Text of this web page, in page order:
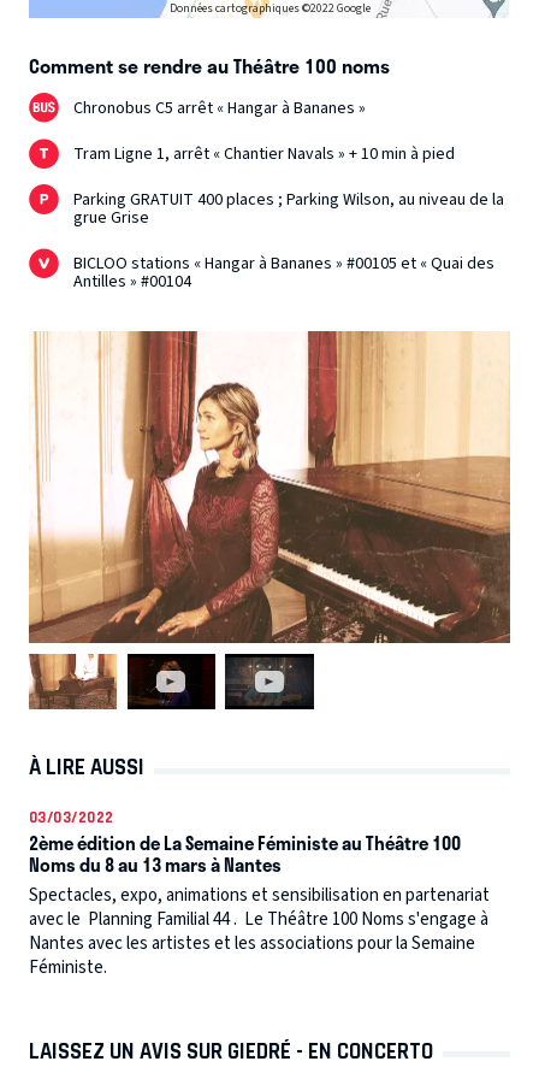
Données cartographiques ©2022 Google
Comment se rendre au Théâtre 100 noms
Chronobus C5 arrêt « Hangar à Bananes »
Tram Ligne 1, arrêt « Chantier Navals » + 10 min à pied
Parking GRATUIT 400 places ; Parking Wilson, au niveau de la
grue Grise
BICLOO stations « Hangar à Bananes » #00105 et « Quai des
Antilles » #00104
À LIRE AUSSI
03/03/2022
2ème édition de La Semaine Féministe au Théâtre 100
Noms du 8 au 13 mars à Nantes
Spectacles, expo, animations et sensibilisation en partenariat
avec le Planning Familial 44 . Le Théâtre 100 Noms s'engage à
Nantes avec les artistes et les associations pour la Semaine
Féministe.
LAISSEZ UN AVIS SUR GIEDRÉ - EN CONCERTO